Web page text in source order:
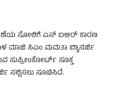
ಸೋಲಿಗೆ ಎಸ್ ಐಆರ್ ಕಾರಣ
ಮಾಜಿ ಸಿಎಂ ಮಮತಾ ಬ್ಯಾನರ್ಜಿ
ಸುಪ್ರೀಂಕೋರ್ಟ್ ಸೂಕ್ತ
ಸಲ್ಲಿಸಲು ಸೂಚಿಸಿದೆ.